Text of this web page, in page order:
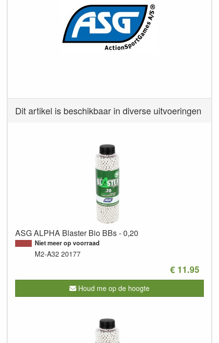
Dit artikel is beschikbaar in diverse uitvoeringen
ASG ALPHA Blaster Bio BBs - 0,20
Niet meer op voorraad
M2-A32 20177
€ 11.95
Houd me op de hoogte